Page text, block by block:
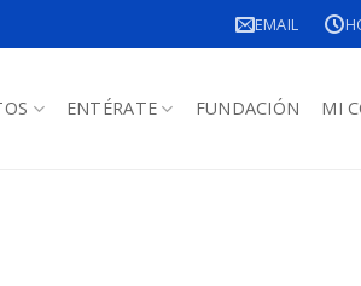
EMAIL
ENTÉRATE FUNDACIÓN MI